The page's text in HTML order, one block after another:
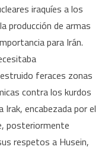
iraquíes a los
producción de armas
para Irán.
feraces zonas
contra los kurdos
Irak, encabezada por el
posteriormente
respetos a Husein,